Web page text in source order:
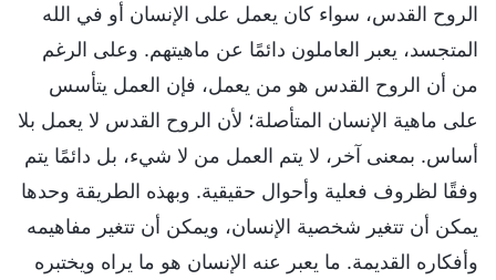
الروح القدس، سواء كان يعمل على الإنسان أو في الله
المتجسد، يعبر العاملون دائمًا عن ماهيتهم. وعلى الرغم
من أن الروح القدس هو من يعمل، فإن العمل يتأسس
على ماهية الإنسان المتأصلة؛ لأن الروح القدس لا يعمل بلا
أساس. بمعنى آخر، لا يتم العمل من لا شيء، بل دائمًا يتم
وفقًا لظروف فعلية وأحوال حقيقية. وبهذه الطريقة وحدها
يمكن أن تتغير شخصية الإنسان، ويمكن أن تتغير مفاهيمه
وأفكاره القديمة. ما يعبر عنه الإنسان هو ما يراه ويختبره